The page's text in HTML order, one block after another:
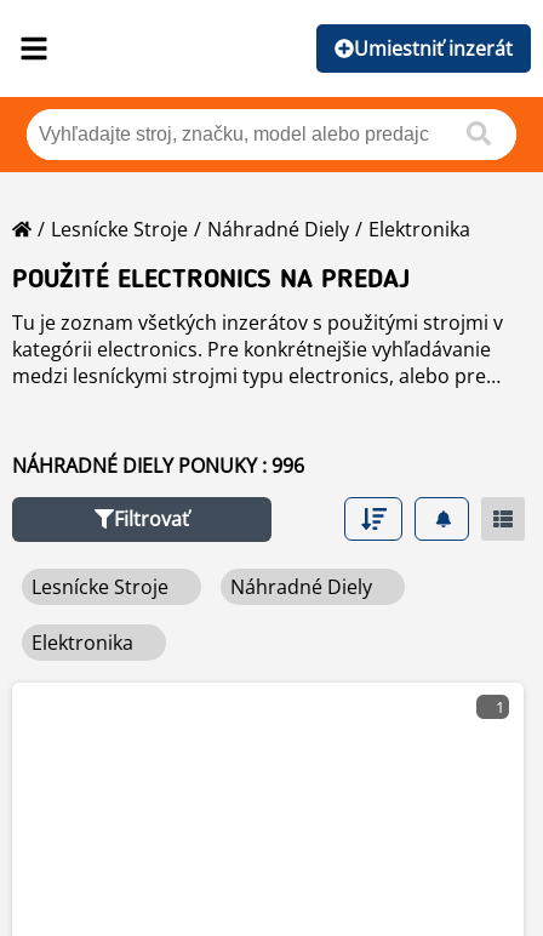
Umiestniť inzerát
Lesnícke Stroje Náhradné Diely
Elektronika
POUŽITÉ ELECTRONICS NA PREDAJ
Tu je zoznam všetkých inzerátov s použitými strojmi v
kategórii electronics. Pre konkrétnejšie vyhľadávanie
medzi lesníckymi strojmi typu electronics, alebo pre
vyhľadávanie".
NÁHRADNÉ DIELY PONUKY : 996
Filtrovať
Lesnícke Stroje Náhradné Diely
Elektronika
1